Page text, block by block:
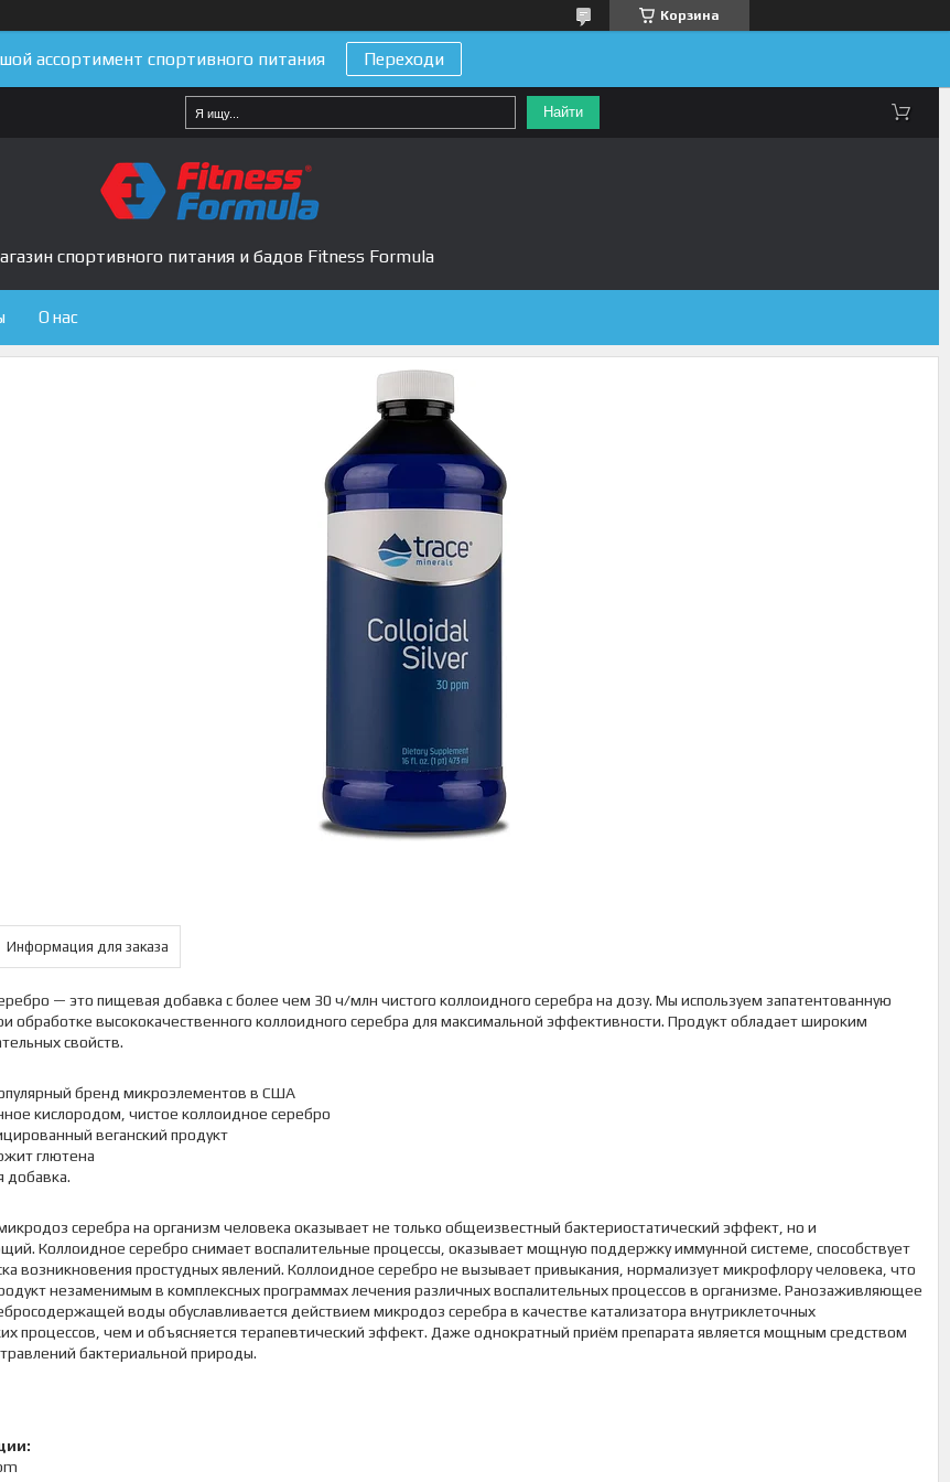
Корзина
ассортимент спортивного питания Переходи
Найти
спортивного питания и бадов Fitness Formula
О нас
Информация для заказа
— это пищевая добавка с более чем 30 ч/млн чистого коллоидного серебра на дозу. Мы используем запатентованную
обработке высококачественного коллоидного серебра для максимальной эффективности. Продукт обладает широким
свойств.
бренд микроэлементов в США
кислородом, чистое коллоидное серебро
веганский продукт
глютена
добавка.
серебра на организм человека оказывает не только общеизвестный бактериостатический эффект, но и
Коллоидное серебро снимает воспалительные процессы, оказывает мощную поддержку иммунной системе, способствует
возникновения простудных явлений. Коллоидное серебро не вызывает привыкания, нормализует микрофлору человека, что
незаменимым в комплексных программах лечения различных воспалительных процессов в организме. Ранозаживляющее
воды обуславливается действием микродоз серебра в качестве катализатора внутриклеточных
процессов, чем и объясняется терапевтический эффект. Даже однократный приём препарата является мощным средством
бактериальной природы.